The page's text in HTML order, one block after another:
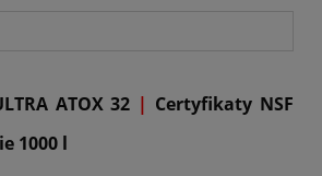
ATOX 32 | Certyfikaty NSF
1000 l